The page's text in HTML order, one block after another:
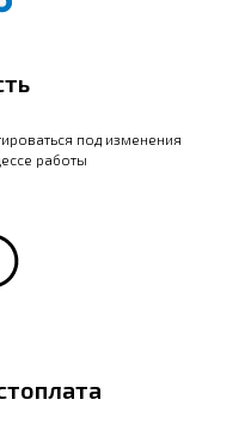
под изменения
работы